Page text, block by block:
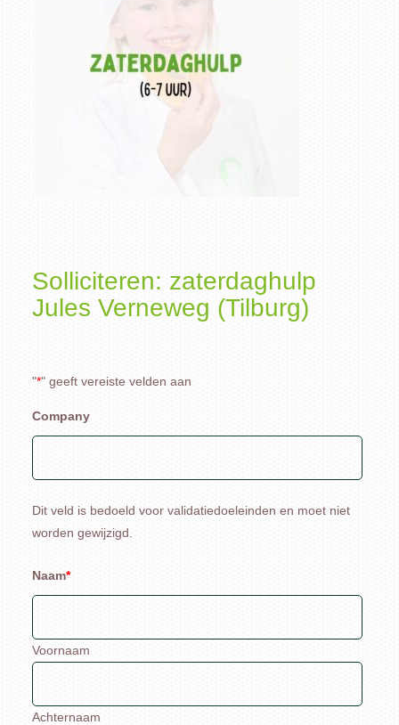
Solliciteren: zaterdaghulp
Jules Verneweg (Tilburg)
"*" geeft vereiste velden aan
Company
Dit veld is bedoeld voor validatiedoeleinden en moet niet
worden gewijzigd.
Naam*
Voornaam
Achternaam